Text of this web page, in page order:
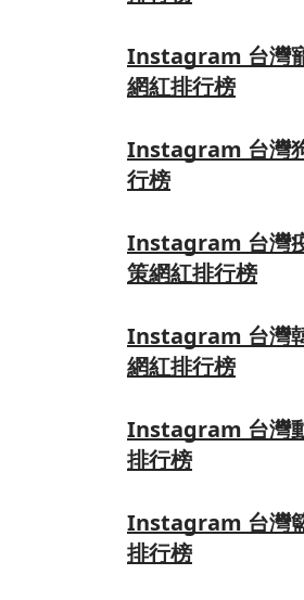
Instagram 台灣
網紅排行榜
Instagram 台灣
行榜
Instagram 台灣
策網紅排行榜
Instagram 台灣
網紅排行榜
Instagram 台灣
排行榜
Instagram 台灣
排行榜